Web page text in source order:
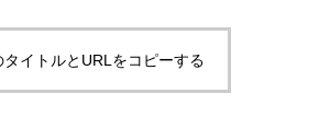
タイトルとURLをコピーする